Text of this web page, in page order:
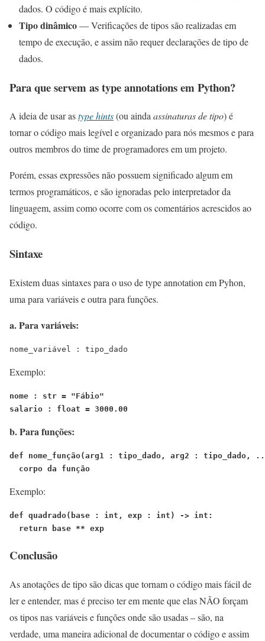
dados. O código é mais explícito.
Tipo dinâmico— Verificações de tipos são realizadas em
tempo de execução, e assim não requer declarações de tipo de
dados.
Para que servem as type annotations em Python?
A ideia de usar astype hints(ou aindaassinaturas de tipo) é
tornar o código mais legível e organizado para nós mesmos e para
outros membros do time de programadores em um projeto.
Porém, essas expressões não possuem significado algum em
termos programáticos, e são ignoradas pelo interpretador da
linguagem, assim como ocorre com os comentários acrescidos ao
código.
Sintaxe
Existem duas sintaxes para o uso de type annotation em Pyhon,
uma para variáveis e outra para funções.
a. Para variáveis:
nome_variável : tipo_dado
Exemplo:
nome : str = "Fábio"
salario : float = 3000.00
b. Para funções:
def nome_função(arg1 : tipo_dado, arg2 :
  corpo da função
Exemplo:
def quadrado(base : int, exp : int) -> int:
  return base ** exp
Conclusão
As anotações de tipo são dicas que tornam o código mais fácil de
ler e entender, mas é preciso ter em mente que elas NÃO forçam
os tipos nas variáveis e funções onde são usadas – são, na
verdade, uma maneira adicional de documentar o código e assim